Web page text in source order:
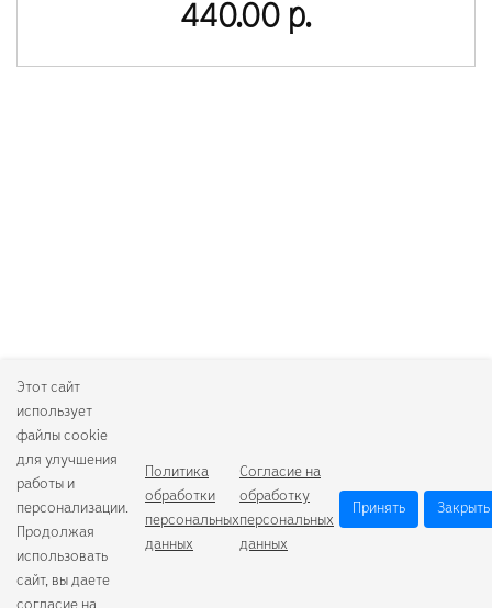
440.00 р.
Этот сайт
использует
файлы cookie
для улучшения
работы и
персонализации.
Продолжая
использовать
сайт, вы даете
Политика
обработки
персональных
данных
Согласие на
обработку
персональных
данных
Принять Закрыть